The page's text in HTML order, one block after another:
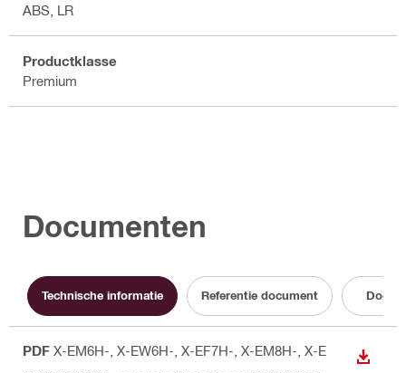
ABS, LR
Productklasse
Premium
Documenten
Technische informatie Referentie document
PDF X-EM6H-, X-EW6H-, X-EF7H-, X-EM8H-, X-E